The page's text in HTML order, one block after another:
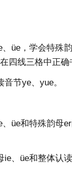
，学会特殊韵
四线三格中正确
节ye、yue。
üe和特殊韵母er
、üe和整体认读